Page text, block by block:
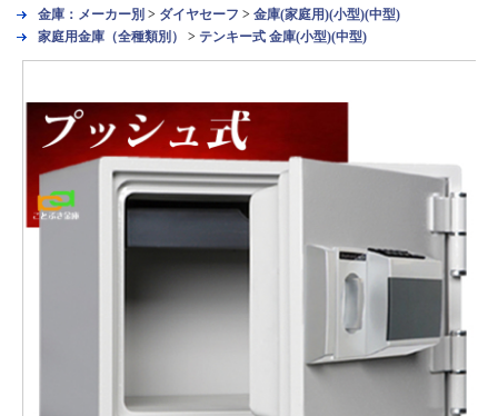
金庫：メーカー別 > ダイヤセーフ > 金庫(家庭用)(小型)(中型)
家庭用金庫（全種類別）
> テンキー式 金庫(小型)(中型)